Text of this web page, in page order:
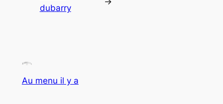
dubarry
Au menu il y a